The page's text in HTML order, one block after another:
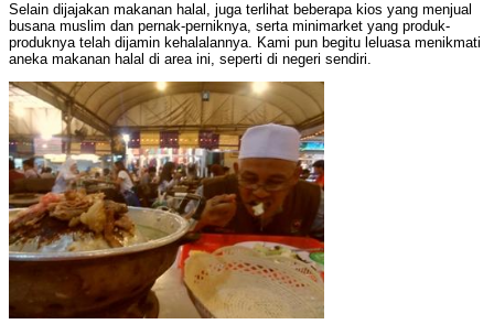
Selain dijajakan makanan halal, juga terlihat beberapa kios yang menjual
busana muslim dan pernak-perniknya, serta minimarket yang produk-
produknya telah dijamin kehalalannya. Kami pun begitu leluasa menikmati
aneka makanan halal di area ini, seperti di negeri sendiri.